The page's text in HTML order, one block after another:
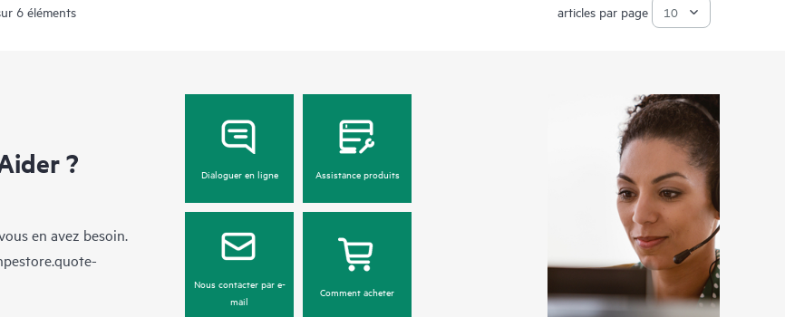
6 éléments articles par page
?
en avez besoin.
Dialoguer en ligne Assistance produits
Nous contacter par e-
mail
Comment acheter